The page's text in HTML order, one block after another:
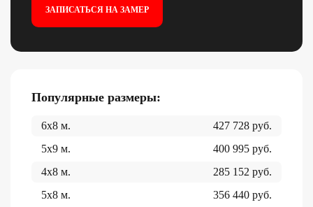
ЗАПИСАТЬСЯ НА ЗАМЕР
Популярные размеры:
6x8 м. 427 728 руб.
5x9 м. 400 995 руб.
4x8 м. 285 152 руб.
5x8 м. 356 440 руб.